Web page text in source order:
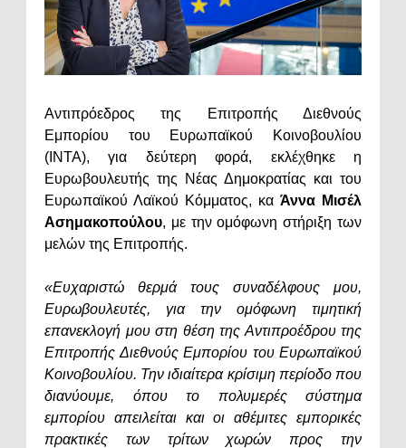
Αντιπρόεδρος της Επιτροπής Διεθνούς
Εμπορίου του Ευρωπαϊκού Κοινοβουλίου
(INTA), για δεύτερη φορά, εκλέχθηκε η
Ευρωβουλευτής της Νέας Δημοκρατίας και του
Ευρωπαϊκού Λαϊκού Κόμματος, κα Άννα Μισέλ
Ασημακοπούλου, με την ομόφωνη στήριξη των
μελών της Επιτροπής.
«Ευχαριστώ θερμά τους συναδέλφους μου,
Ευρωβουλευτές, για την ομόφωνη τιμητική
επανεκλογή μου στη θέση της Αντιπροέδρου της
Επιτροπής Διεθνούς Εμπορίου του Ευρωπαϊκού
Κοινοβουλίου. Την ιδιαίτερα κρίσιμη περίοδο που
διανύουμε, όπου το πολυμερές σύστημα
εμπορίου απειλείται και οι αθέμιτες εμπορικές
πρακτικές των τρίτων χωρών προς την